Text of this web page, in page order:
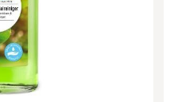
Detail
Detail